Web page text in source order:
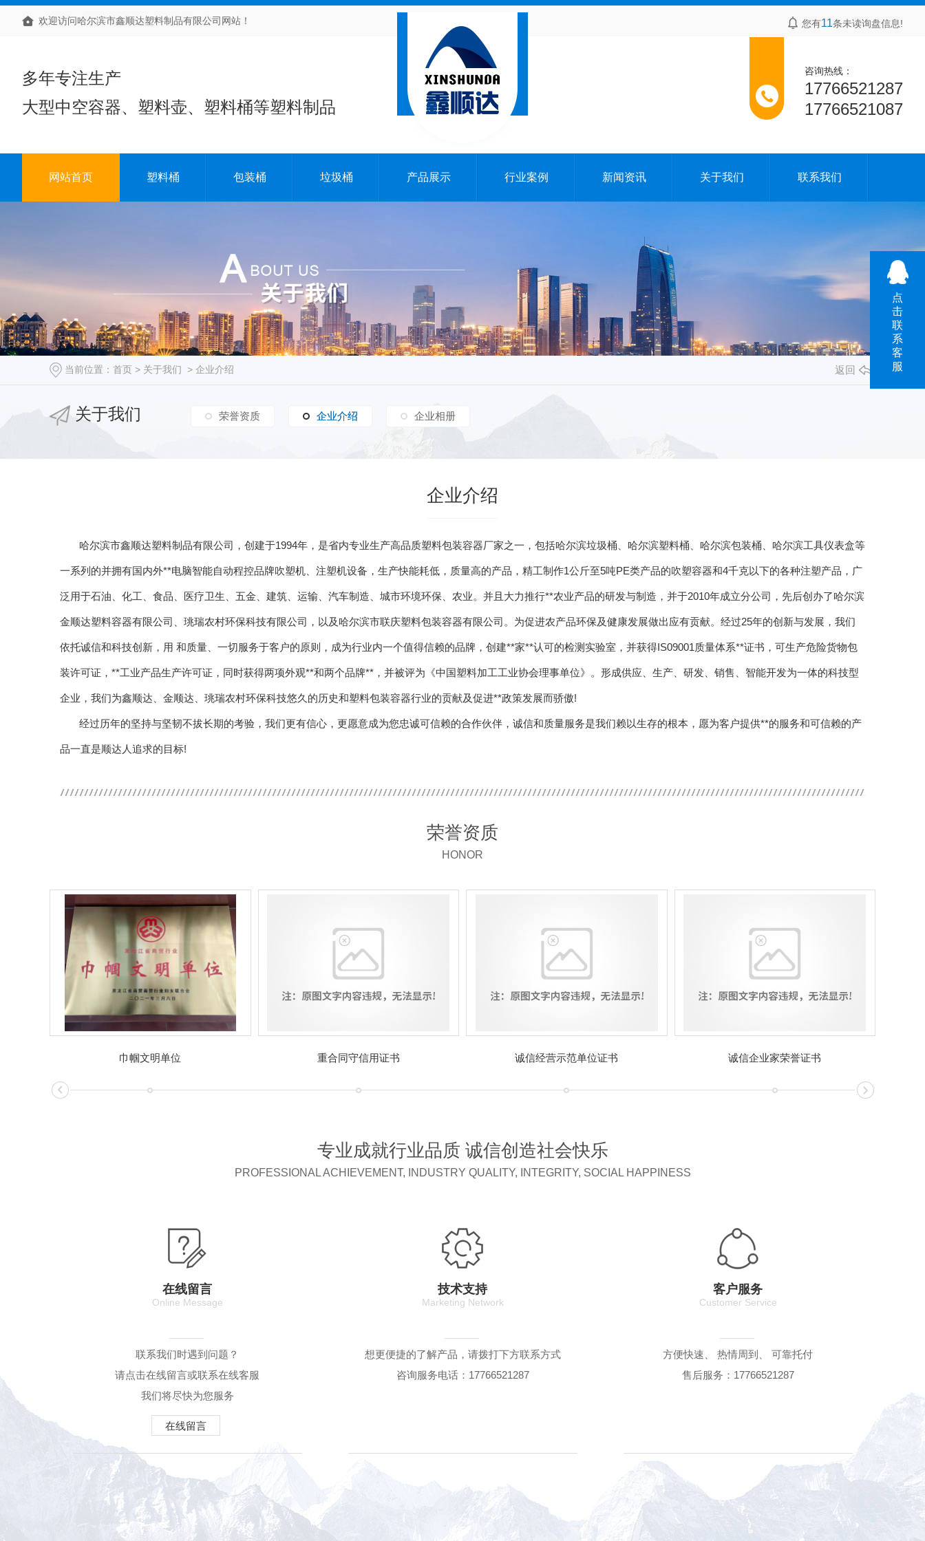
欢迎访问哈尔滨市鑫顺达塑料制品有限公司网站！ 您有11条未读询盘信息!
多年专注生产
大型中空容器、塑料壶、塑料桶等塑料制品
咨询热线：
17766521287
17766521087
网站首页 塑料桶 包装桶 垃圾桶 产品展示 行业案例 新闻资讯 关于我们 联系我们
当前位置： 首页 > 关于我们 > 企业介绍 返回
关于我们 荣誉资质 企业介绍
企业介绍 企业相册
企业介绍
哈尔滨市鑫顺达塑料制品有限公司，创建于1994年，是省内专业生产高品质塑料包装容器厂家之一，包括哈尔滨垃圾桶、哈尔滨塑料桶、哈尔滨包装桶、哈尔滨工具仪表盒等
一系列的并拥有国内外**电脑智能自动程控品牌吹塑机、注塑机设备，生产快能耗低，质量高的产品，精工制作1公斤至5吨PE类产品的吹塑容器和4千克以下的各种注塑产品，广
泛用于石油、化工、食品、医疗卫生、五金、建筑、运输、汽车制造、城市环境环保、农业。并且大力推行**农业产品的研发与制造，并于2010年成立分公司，先后创办了哈尔滨
金顺达塑料容器有限公司、珧瑞农村环保科技有限公司，以及哈尔滨市联庆塑料包装容器有限公司。为促进农产品环保及健康发展做出应有贡献。经过25年的创新与发展，我们
依托诚信和科技创新，用 和质量、一切服务于客户的原则，成为行业内一个值得信赖的品牌，创建**家**认可的检测实验室，并获得IS09001质量体系**证书，可生产危险货物包
装许可证，**工业产品生产许可证，同时获得两项外观**和两个品牌**，并被评为《中国塑料加工工业协会理事单位》。形成供应、生产、研发、销售、智能开发为一体的科技型
企业，我们为鑫顺达、金顺达、珧瑞农村环保科技悠久的历史和塑料包装容器行业的贡献及促进**政策发展而骄傲!
经过历年的坚持与坚韧不拔长期的考验，我们更有信心，更愿意成为您忠诚可信赖的合作伙伴，诚信和质量服务是我们赖以生存的根本，愿为客户提供**的服务和可信赖的产
品一直是顺达人追求的目标!
荣誉资质
HONOR
巾帼文明单位 重合同守信用证书 诚信经营示范单位证书 诚信企业家荣誉证书
专业成就行业品质 诚信创造社会快乐
PROFESSIONAL ACHIEVEMENT, INDUSTRY QUALITY, INTEGRITY, SOCIAL HAPPINESS
在线留言
Online Message
联系我们时遇到问题？
请点击在线留言或联系在线客服
我们将尽快为您服务
在线留言
技术支持
Marketing Network
想更便捷的了解产品，请拨打下方联系方式
咨询服务电话：17766521287
客户服务
Customer Service
方便快速、 热情周到、 可靠托付
售后服务：17766521287
点
击
联
系
客
服